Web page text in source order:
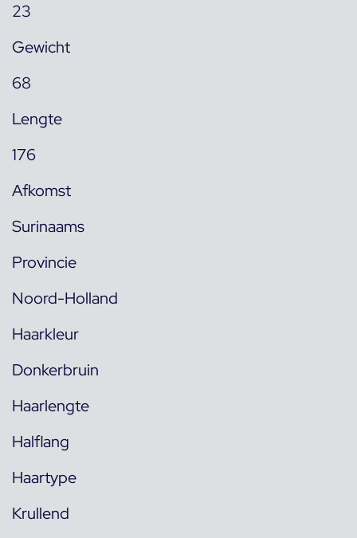
23
Gewicht
68
Lengte
176
Afkomst
Surinaams
Provincie
Noord-Holland
Haarkleur
Donkerbruin
Haarlengte
Halflang
Haartype
Krullend